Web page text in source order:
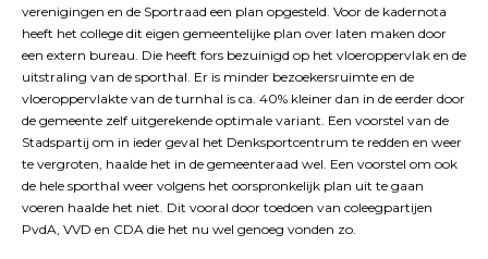
verenigingen en de Sportraad een plan opgesteld. Voor de kadernota
heeft het college dit eigen gemeentelijke plan over laten maken door
een extern bureau. Die heeft fors bezuinigd op het vloeroppervlak en de
uitstraling van de sporthal. Er is minder bezoekersruimte en de
vloeroppervlakte van de turnhal is ca. 40% kleiner dan in de eerder door
de gemeente zelf uitgerekende optimale variant. Een voorstel van de
Stadspartij om in ieder geval het Denksportcentrum te redden en weer
te vergroten, haalde het in de gemeenteraad wel. Een voorstel om ook
de hele sporthal weer volgens het oorspronkelijk plan uit te gaan
voeren haalde het niet. Dit vooral door toedoen van coleegpartijen
PvdA, VVD en CDA die het nu wel genoeg vonden zo.